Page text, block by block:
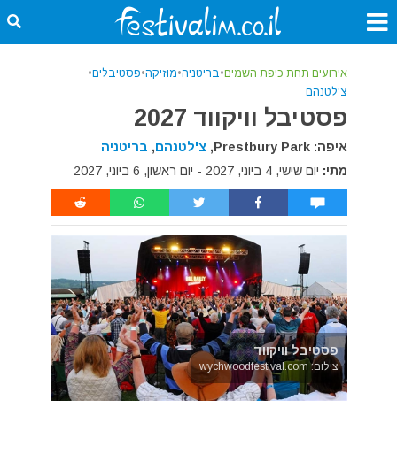
אירועים תחת כיפת השמים•בריטניה•מוזיקה•פסטיבלים•
צ'לטנהם
פסטיבל וויקווד 2027
איפה: Prestbury Park, צ'לטנהם, בריטניה
מתי: יום שישי, 4 ביוני, 2027 - יום ראשון, 6 ביוני, 2027
פסטיבל וויקווד
צילום: wychwoodfestival.com